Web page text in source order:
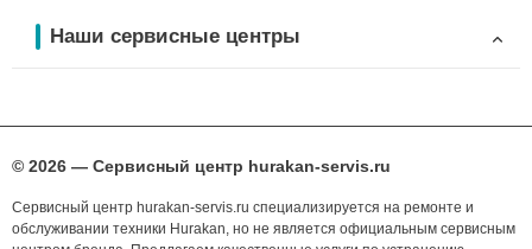
Наши сервисные центры
© 2026 — Сервисный центр hurakan-servis.ru
Сервисный центр hurakan-servis.ru специализируется на ремонте и
обслуживании техники Hurakan, но не является официальным сервисным